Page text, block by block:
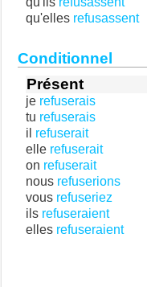
qu'elles refusassent
Conditionnel
Présent
je refuserais
tu refuserais
il refuserait
elle refuserait
on refuserait
nous refuserions
vous refuseriez
ils refuseraient
elles refuseraient